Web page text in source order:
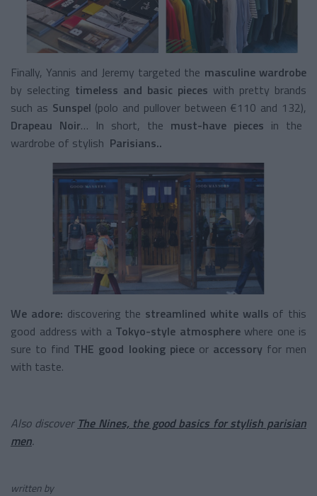
Finally, Yannis and Jeremy targeted the masculine wardrobe
by selecting timeless and basic pieces with pretty brands
such as Sunspel (polo and pullover between €110 and 132),
Drapeau Noir… In short, the must-have pieces in the
wardrobe of stylish Parisians..
We adore: discovering the streamlined white walls of this
good address with a Tokyo-style atmosphere where one is
sure to find THE good looking pieceoraccessory for men
with taste.
Also discover The Nines, the good basics for stylish parisian
men.
written by